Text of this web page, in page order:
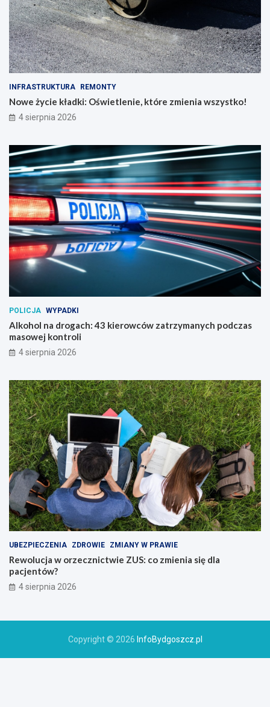
INFRASTRUKTURA REMONTY
Nowe życie kładki: Oświetlenie, które zmienia wszystko!
4 sierpnia 2026
POLICJA WYPADKI
Alkohol na drogach: 43 kierowców zatrzymanych podczas
masowej kontroli
4 sierpnia 2026
UBEZPIECZENIA ZDROWIE ZMIANY W PRAWIE
Rewolucja w orzecznictwie ZUS: co zmienia się dla
pacjentów?
4 sierpnia 2026
Copyright © 2026 InfoBydgoszcz.pl